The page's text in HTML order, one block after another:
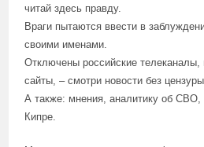
читай здесь правду.
Враги пытаются ввести в
своими именами.
Отключены российские телеканалы,
сайты, – смотри новости без цензуры.
А также: мнения, аналитику об СВО,
Кипре.